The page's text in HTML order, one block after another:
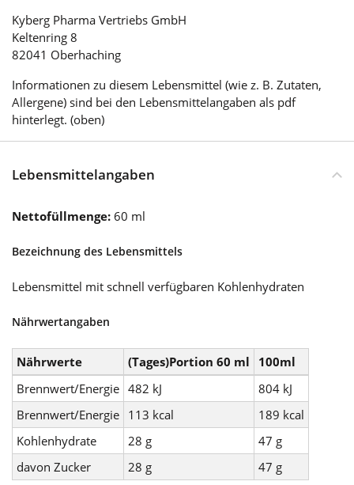
Kyberg Pharma Vertriebs GmbH
Keltenring 8
82041 Oberhaching
Informationen zu diesem Lebensmittel (wie z. B. Zutaten,
Allergene) sind bei den Lebensmittelangaben als pdf
hinterlegt. (oben)
Lebensmittelangaben
Nettofüllmenge: 60 ml
Bezeichnung des Lebensmittels
Lebensmittel mit schnell verfügbaren Kohlenhydraten
Nährwertangaben
Nährwerte (Tages)Portion 60 ml
100ml
Brennwert/Energie 482 kJ
804 kJ
Brennwert/Energie 113 kcal
189 kcal
Kohlenhydrate
28 g
47 g
davon Zucker
28 g 47 g